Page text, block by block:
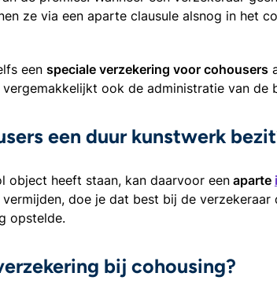
ze via een aparte clausule alsnog in het
een speciale verzekering voor cohousers
ook de administratie van de
een duur kunstwerk
object heeft staan, kan daarvoor een aparte
doe je dat best bij de verzekeraar
opstelde.
bij cohousing?